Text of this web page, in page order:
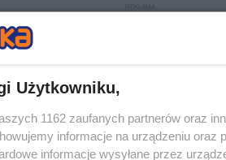
Użytkowniku,
1162 zaufanych partnerów oraz
informacje na urządzeniu oraz
informacje wysyłane przez